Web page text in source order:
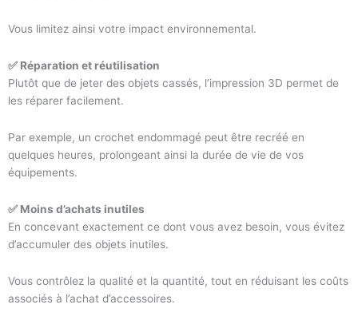
Vous limitez ainsi votre impact environnemental.
✅ Réparation et réutilisation
Plutôt que de jeter des objets cassés, l’impression 3D permet de
les réparer facilement.
Par exemple, un crochet endommagé peut être recréé en
quelques heures, prolongeant ainsi la durée de vie de vos
équipements.
✅ Moins d’achats inutiles
En concevant exactement ce dont vous avez besoin, vous évitez
d’accumuler des objets inutiles.
Vous contrôlez la qualité et la quantité, tout en réduisant les coûts
associés à l’achat d’accessoires.